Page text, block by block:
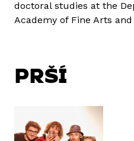
doctoral studies at the
Academy of Fine Arts
PRŠÍ